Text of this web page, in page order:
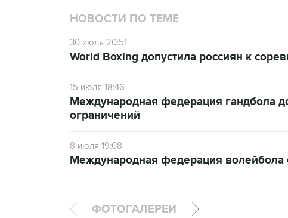
НОВОСТИ ПО ТЕМЕ
30 июля 20:51
World Boxing допустила россиян к
15 июля 18:46
Международная федерация гандбола
ограничений
8 июля 19:08
Международная федерация волейбола
ФОТОГАЛЕРЕИ